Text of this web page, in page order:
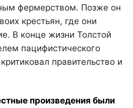
фермерством. Позже он
крестьян, где они
В конце жизни Толстой
пацифистического
правительство и
произведения были